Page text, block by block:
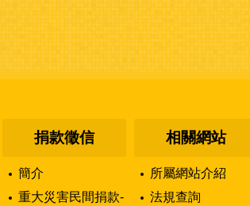
捐款徵信
簡介
重大災害民間捐款-
相關網站
所屬網站介紹
法規查詢